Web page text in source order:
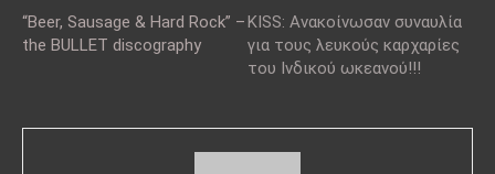
“Beer, Sausage & Hard Rock” –
the BULLET discography
KISS: Ανακοίνωσαν συναυλία
για τους λευκούς καρχαρίες
του Ινδικού ωκεανού!!!